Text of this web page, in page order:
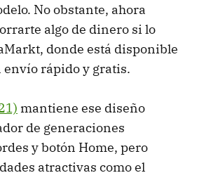
No obstante, ahora
algo de dinero si lo
donde está disponible
envío rápido y gratis.
mantiene ese diseño
de generaciones
y botón Home, pero
atractivas como el